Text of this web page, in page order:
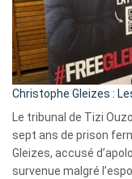
Christophe Gleizes :
Le tribunal de Tizi
sept ans de prison
Gleizes, accusé
survenue malgré